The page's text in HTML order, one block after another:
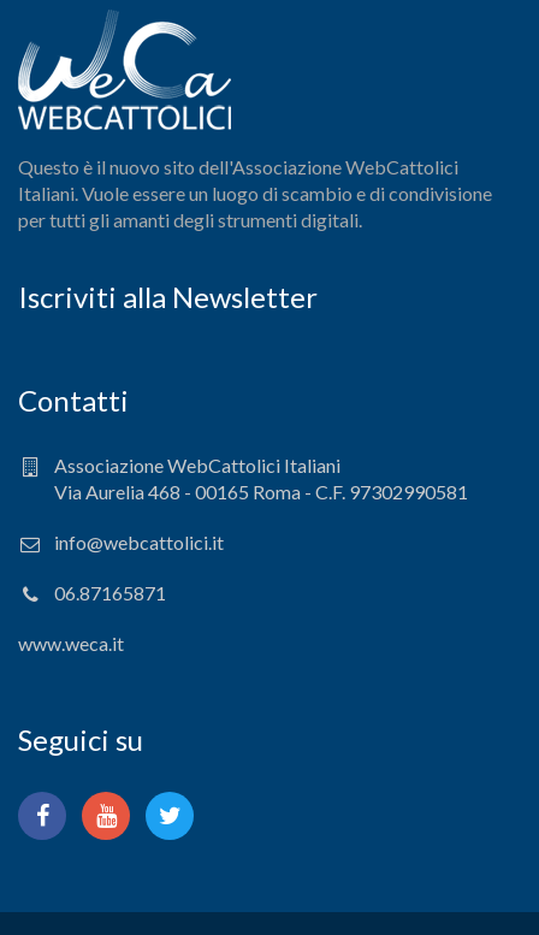
Questo è il nuovo sito dell'Associazione WebCattolici
Italiani. Vuole essere un luogo di scambio e di condivisione
per tutti gli amanti degli strumenti digitali.
Iscriviti alla Newsletter
Contatti
Associazione WebCattolici Italiani
Via Aurelia 468 - 00165 Roma - C.F. 97302990581
info@webcattolici.it
06.87165871
www.weca.it
Seguici su